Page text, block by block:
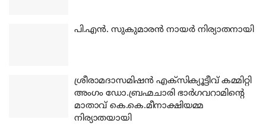
പി.എന്‍. സുകുമാരന്‍ നായര്‍ നിര്യാതനായി
ശ്രീരാമദാസമിഷന്‍ എക്‌സിക്യൂട്ടീവ് കമ്മിറ്റി
അംഗം ഡോ.ബ്രഹ്മചാരി ഭാര്‍ഗവറാമിന്റെ
മാതാവ് കെ.കെ.മീനാക്ഷിയമ്മ
നിര്യാതയായി